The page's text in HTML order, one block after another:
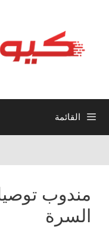
القائمة
مندوب
السرة